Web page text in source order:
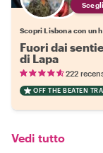
Scopri Lisbona con un
Fuori dai
di Lapa
222
OFF THE BEATEN
Vedi tutto